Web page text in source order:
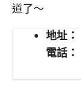
道了～
地址：
電話：